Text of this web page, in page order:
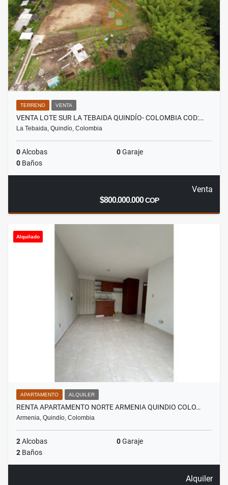
TERRENO VENTA
VENTA LOTE SUR LA TEBAIDA QUINDÍO- COLOMBIA COD:…
La Tebaida, Quindío, Colombia
0Alcobas 0Garaje
0 Baños
Venta
$800.000.000COP
Alquilado
APARTAMENTO ALQUILER
RENTA APARTAMENTO NORTE ARMENIA QUINDIO COLO…
Armenia, Quindío, Colombia
2Alcobas 0Garaje
2 Baños
Alquiler